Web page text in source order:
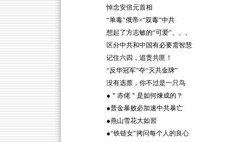
悼念安倍元首相
“单毒”俄帝×“双毒”中共
想起了方志敏的“可爱”、、、
区分中共和中国有必要需智慧
记住六四，追责共匪！
“反华冠军”夺“灭共金牌”
没有选票，你不过是一只鸟
●＂赤佬＂是如何煉成的？
●普金暴败必加速中共暴亡
●燕山雪花大如習
●“铁链女”拷问每个人的良心